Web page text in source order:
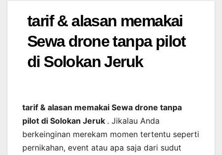
tarif & alasan memakai
Sewa drone tanpa pilot
di Solokan Jeruk
tarif & alasan memakai Sewa drone tanpa
pilot di Solokan Jeruk . Jikalau Anda
berkeinginan merekam momen tertentu seperti
pernikahan, event atau apa saja dari sudut